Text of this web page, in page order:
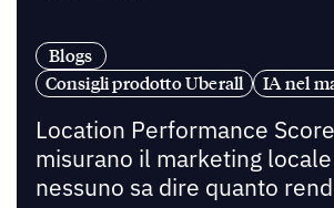
Blogs
Consigli prodotto Uberall
IA nel
Location Performance
misurano il marketing
nessuno sa dire quanto